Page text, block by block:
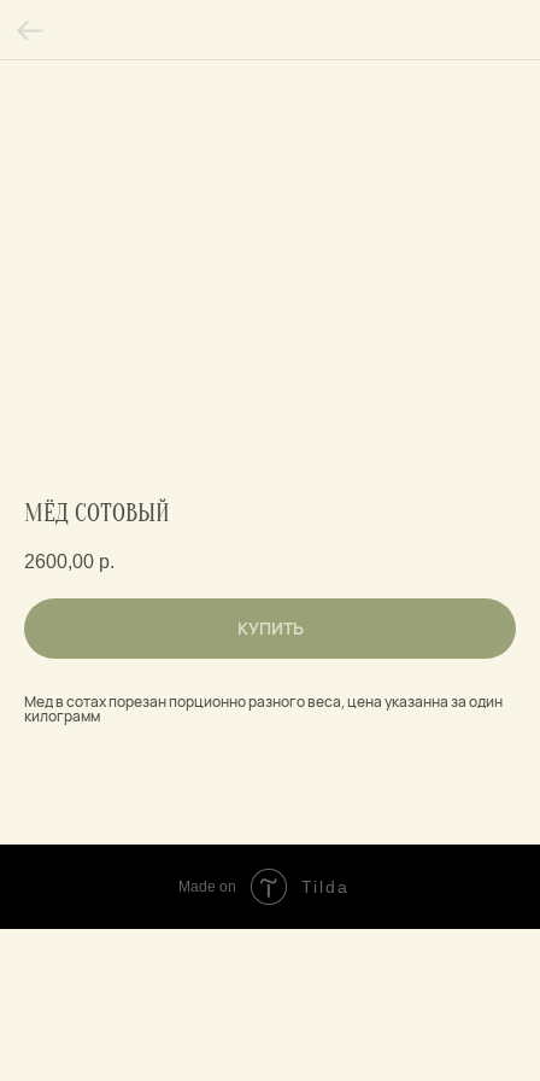
МЁД СОТОВЫЙ
2600,00 р.
КУПИТЬ
Мед в сотах порезан порционно разного веса, цена указанна за один
килограмм
Made on Tilda